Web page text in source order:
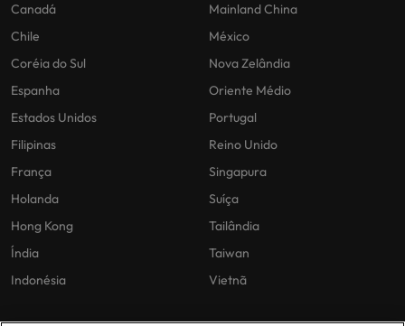
Canadá
Chile
Coréia do Sul
Espanha
Estados Unidos
Filipinas
França
Holanda
Hong Kong
Índia
Indonésia
Mainland China
México
Nova Zelândia
Oriente Médio
Portugal
Reino Unido
Singapura
Suíça
Tailândia
Taiwan
Vietnã